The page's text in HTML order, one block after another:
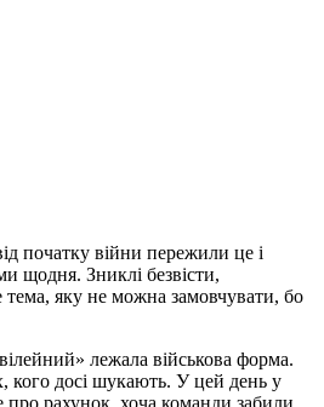
початку війни пережили це і
щодня. Зниклі безвісти,
яку не можна замовчувати, бо
лежала військова форма.
кого досі шукають. У цей день у
рахунок, хоча команди забили